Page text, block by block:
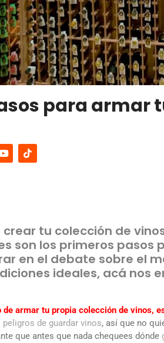
para armar
crear tu colección de
son los primeros pasos
en el debate sobre el
ideales, acá nos
armar tu propia colección de vinos,
peligros de guardar vinos, así que no
que antes que nada chequees dónde